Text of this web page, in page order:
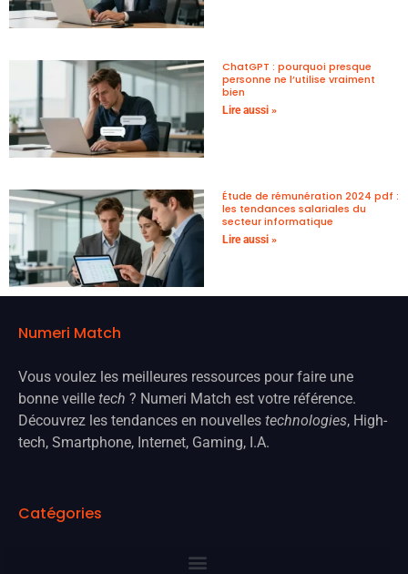
ChatGPT : pourquoi presque
personne ne l’utilise vraiment
bien
Lire aussi »
Étude de rémunération 2024 pdf :
les tendances salariales du
secteur informatique
Lire aussi »
Numeri Match
Vous voulez les meilleures ressources pour faire une
bonne veille tech ? Numeri Match est votre référence.
Découvrez les tendances en nouvelles technologies, High-
tech, Smartphone, Internet, Gaming, I.A.
Catégories